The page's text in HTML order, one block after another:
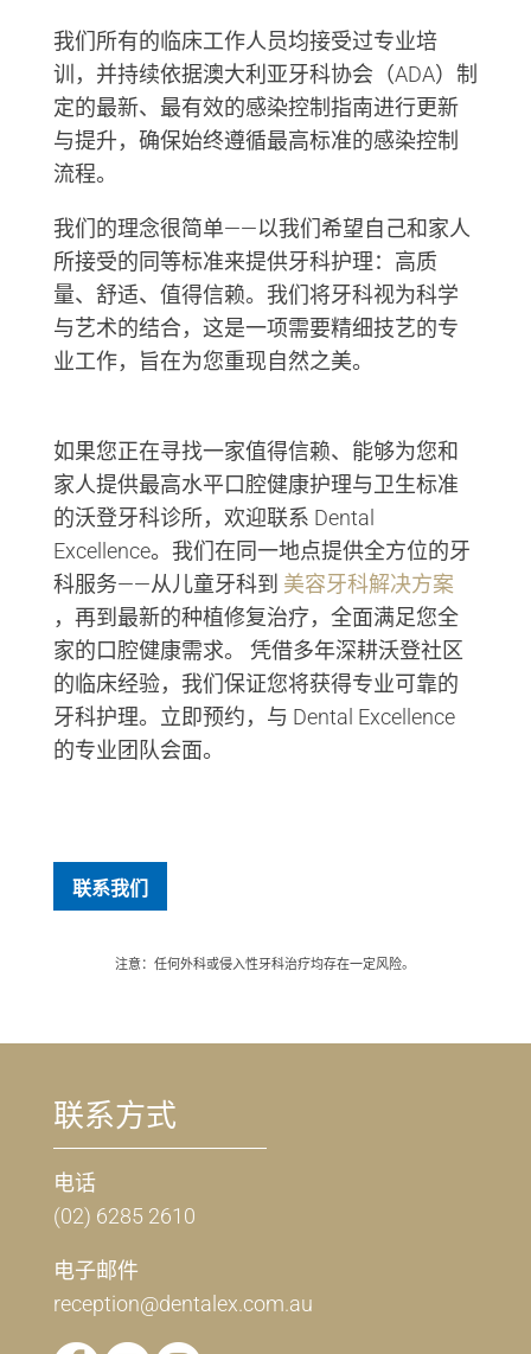
我们所有的临床工作人员均接受过专业培
训，并持续依据澳大利亚牙科协会（ADA）制
定的最新、最有效的感染控制指南进行更新
与提升，确保始终遵循最高标准的感染控制
流程。
我们的理念很简单——以我们希望自己和家人
所接受的同等标准来提供牙科护理：高质
量、舒适、值得信赖。我们将牙科视为科学
与艺术的结合，这是一项需要精细技艺的专
业工作，旨在为您重现自然之美。
如果您正在寻找一家值得信赖、能够为您和
家人提供最高水平口腔健康护理与卫生标准
的沃登牙科诊所，欢迎联系 Dental
Excellence。我们在同一地点提供全方位的牙
科服务——从儿童牙科到 美容牙科解决方案
，再到最新的种植修复治疗，全面满足您全
家的口腔健康需求。 凭借多年深耕沃登社区
的临床经验，我们保证您将获得专业可靠的
牙科护理。立即预约，与 Dental Excellence
的专业团队会面。
联系我们
注意：任何外科或侵入性牙科治疗均存在一定风险。
联系方式
电话
(02) 6285 2610
电子邮件
reception@dentalex.com.au